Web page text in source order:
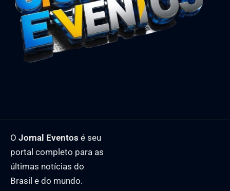
O Jornal Eventos é seu
portal completo para as
últimas notícias do
Brasil e do mundo.